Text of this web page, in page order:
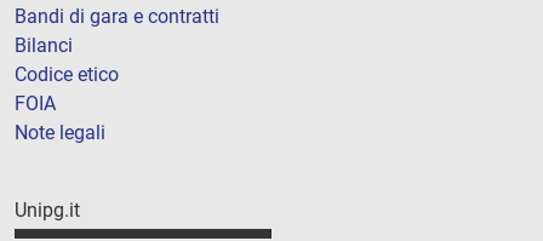
Bandi di gara e contratti
Bilanci
Codice etico
FOIA
Note legali
Unipg.it